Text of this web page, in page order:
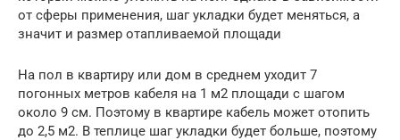
от сферы применения, шаг укладки будет меняться, а
значит и размер отапливаемой площади
На пол в квартиру или дом в среднем уходит 7
погонных метров кабеля на 1 м2 площади с шагом
около 9 см. Поэтому в квартире кабель может отопить
до 2,5 м2. В теплице шаг укладки будет больше, поэтому